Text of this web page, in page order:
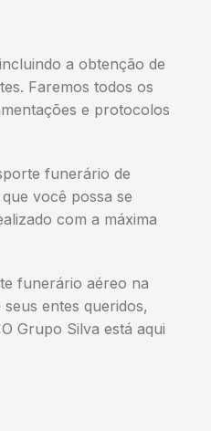
a obtenção de
Faremos todos os
e protocolos
funerário de
você possa se
com a máxima
funerário aéreo na
entes queridos,
Grupo Silva está aqui